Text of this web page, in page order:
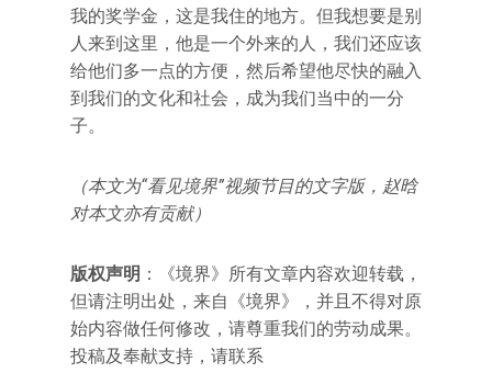
我的奖学金，这是我住的地方。但我想要是别
人来到这里，他是一个外来的人，我们还应该
给他们多一点的方便，然后希望他尽快的融入
到我们的文化和社会，成为我们当中的一分
子。
（本文为“看见境界”视频节目的文字版，赵晗
对本文亦有贡献）
版权声明 ：《境界》所有文章内容欢迎转载，
但请注明出处，来自《境界》，并且不得对原
始内容做任何修改，请尊重我们的劳动成果。
投稿及奉献支持，请联系